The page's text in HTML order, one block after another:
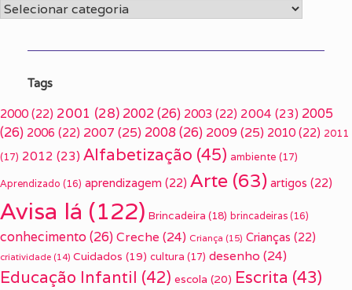
Categorias
Tags
2000 (22) 2001 (28) 2002(26) 2003 (22) 2004 (23) 2005
(26) 2006 (22) 2007 (25) 2008(26) 2009(25) 2010 (22) 2011
(17) 2012 (23) Alfabetização (45) ambiente (17)
Aprendizado (16) aprendizagem (22) Arte (63) artigos (22)
Avisa lá (122) Brincadeira (18) brincadeiras (16)
conhecimento(26) Creche (24) Criança (15) Crianças (22)
criatividade (14) Cuidados (19) cultura (17) desenho (24)
Educação Infantil (42) escola (20) Escrita (43)